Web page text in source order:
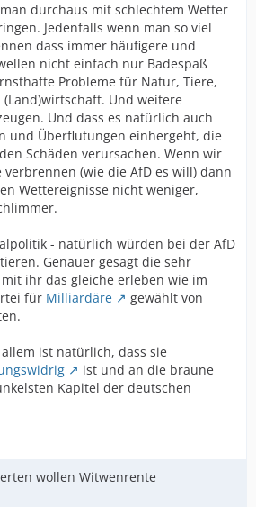
durchaus mit schlechtem Wetter
Jedenfalls wenn man so viel
dass immer häufigere und
nicht einfach nur Badespaß
Probleme für Natur, Tiere,
Und weitere
Und dass es natürlich auch
und Überflutungen einhergeht, die
Schäden verursachen. Wenn wir
(wie die AfD es will) dann
Wettereignisse nicht weniger,
- natürlich würden bei der AfD
Genauer gesagt die sehr
ihr das gleiche erleben wie im
für Milliardäre
gewählt von
ist natürlich, dass sie
ist und an die braune
Kapitel der deutschen
wollen Witwenrente